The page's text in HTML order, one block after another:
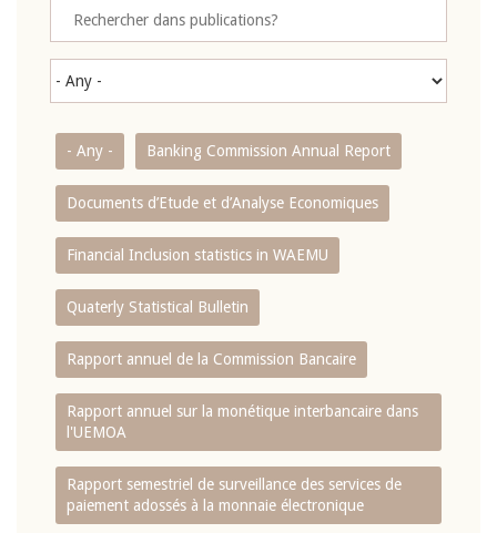
- Any - Banking Commission Annual Report
Documents d’Etude et d’Analyse Economiques
Financial Inclusion statistics in WAEMU
Quaterly Statistical Bulletin
Rapport annuel de la Commission Bancaire
Rapport annuel sur la monétique interbancaire dans
l'UEMOA
Rapport semestriel de surveillance des services de
paiement adossés à la monnaie électronique